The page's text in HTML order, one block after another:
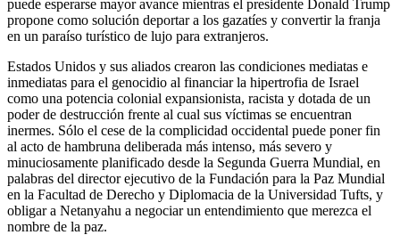
puede esperarse mayor avance mientras el presidente Donald Trump
propone como solución deportar a los gazatíes y convertir la franja
en un paraíso turístico de lujo para extranjeros.
Estados Unidos y sus aliados crearon las condiciones mediatas e
inmediatas para el genocidio al financiar la hipertrofia de Israel
como una potencia colonial expansionista, racista y dotada de un
poder de destrucción frente al cual sus víctimas se encuentran
inermes. Sólo el cese de la complicidad occidental puede poner fin
al acto de hambruna deliberada más intenso, más severo y
minuciosamente planificado desde la Segunda Guerra Mundial, en
palabras del director ejecutivo de la Fundación para la Paz Mundial
en la Facultad de Derecho y Diplomacia de la Universidad Tufts, y
obligar a Netanyahu a negociar un entendimiento que merezca el
nombre de la paz.